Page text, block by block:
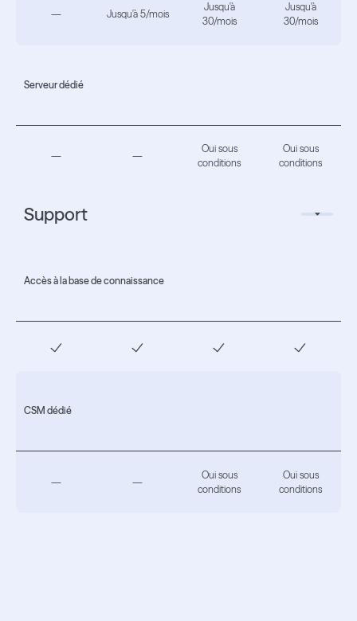
— Jusqu'à 5/mois
Jusqu'à
30/mois
Jusqu'à
30/mois
Serveur dédié
— —
Oui sous
conditions
Oui sous
conditions
Support
Accès à la base de connaissance
CSM dédié
— —
Oui sous
conditions
Oui sous
conditions